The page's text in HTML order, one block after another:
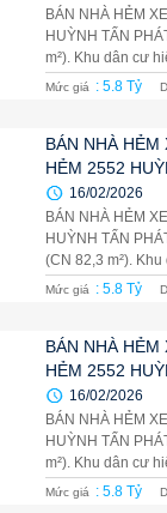
BÁN NHÀ HẺM
HUỲNH TẤN
m²). Khu dân cư
Mức giá : 5.8 Tỷ
BÁN NHÀ
HẺM 2552
16/02/2026
BÁN NHÀ HẺM
HUỲNH TẤN
(CN 82,3 m²).
Mức giá : 5.8 Tỷ
BÁN NHÀ
HẺM 2552
16/02/2026
BÁN NHÀ HẺM
HUỲNH TẤN
m²). Khu dân cư
Mức giá : 5.8 Tỷ